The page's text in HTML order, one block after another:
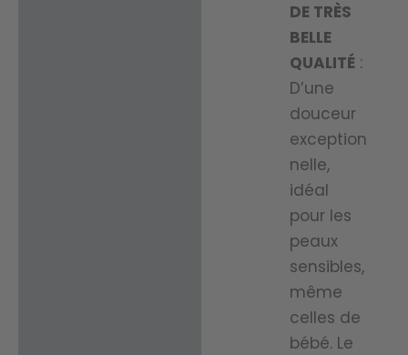
DE TRÈS
BELLE
QUALITÉ:
D’une
douceur
exception
nelle,
idéal
pour les
peaux
sensibles,
même
celles de
bébé. Le